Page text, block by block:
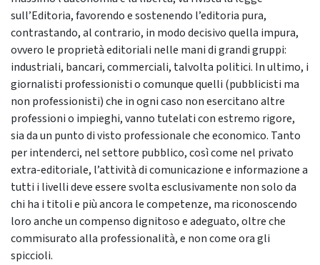
sull’Editoria, favorendo e sostenendo l’editoria pura,
contrastando, al contrario, in modo decisivo quella impura,
ovvero le proprietà editoriali nelle mani di grandi gruppi:
industriali, bancari, commerciali, talvolta politici. In ultimo, i
giornalisti professionisti o comunque quelli (pubblicisti ma
non professionisti) che in ogni caso non esercitano altre
professioni o impieghi, vanno tutelati con estremo rigore,
sia da un punto di visto professionale che economico. Tanto
per intenderci, nel settore pubblico, così come nel privato
extra-editoriale, l’attività di comunicazione e informazione a
tutti i livelli deve essere svolta esclusivamente non solo da
chi ha i titoli e più ancora le competenze, ma riconoscendo
loro anche un compenso dignitoso e adeguato, oltre che
commisurato alla professionalità, e non come ora gli
spiccioli.